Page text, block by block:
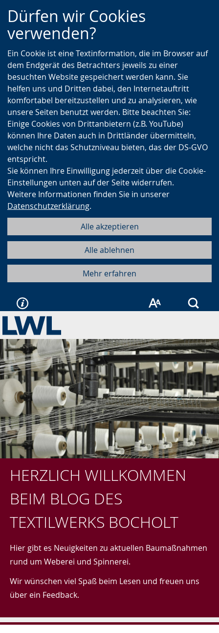
Zur
Hauptnavigation
Zur
Seitennavigation
Zum
Inhalt
Dürfen wir Cookies
verwenden?
Ein Cookie ist eine Textinformation, die im Browser auf
dem Endgerät des Betrachters jeweils zu einer
besuchten Website gespeichert werden kann. Sie
helfen uns und Dritten dabei, den Internetauftritt
komfortabel bereitzustellen und zu analysieren, wie
unsere Seiten benutzt werden. Bitte beachten Sie:
Einige Cookies von Drittanbietern (z.B. YouTube)
können Ihre Daten auch in Drittländer übermitteln,
welche nicht das Schutzniveau bieten, das der DS-GVO
entspricht.
Sie können Ihre Einwilligung jederzeit über die Cookie-
Einstellungen unten auf der Seite widerrufen.
Weitere Informationen finden Sie in unserer
Datenschutzerklärung.
Alle akzeptieren
Alle ablehnen
Mehr erfahren
HERZLICH WILLKOMMEN
BEIM BLOG DES
TEXTILWERKS BOCHOLT
Hier gibt es Neuigkeiten zu aktuellen Baumaßnahmen
rund um Weberei und Spinnerei.
Wir wünschen viel Spaß beim Lesen und freuen uns
über ein Feedback.